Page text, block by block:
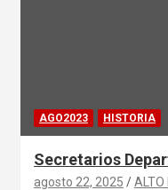
AGO2023 HISTORIA
Secretarios
agosto 22, 2025 ALTO